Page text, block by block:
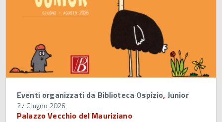
Eventi organizzati da Biblioteca Ospizio, Junior
27 Giugno 2026
Palazzo Vecchio del Mauriziano